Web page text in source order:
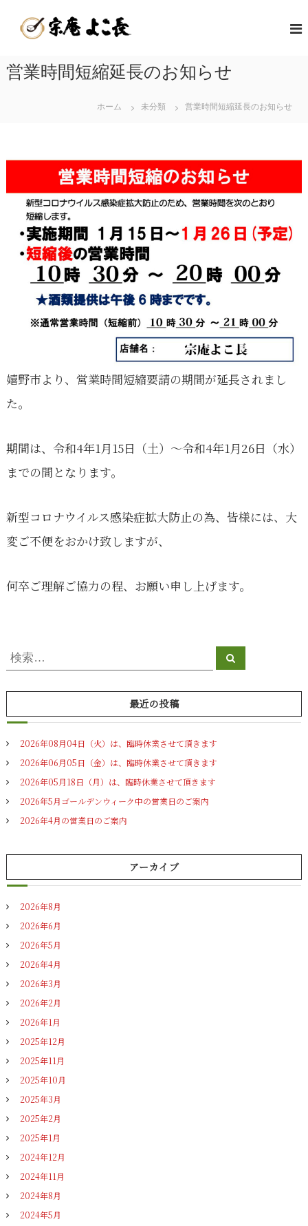
ツ
泉
ど
祥
の
店
宗
よ
長
嬉
温
物
の
美
し
泉
湯
営業時間短縮延長のお知らせ
ホーム 未分類 営業時間短縮延長のお知らせ
嬉野市より、営業時間短縮要請の期間が延長されまし
た。
期間は、令和4年1月15日（土）〜令和4年1月26日（水）
までの間となります。
新型コロナウイルス感染症拡大防止の為、皆様には、大
変ご不便をおかけ致しますが、
何卒ご理解ご協力の程、お願い申し上げます。
検
索
対
:
検
索
最近の投稿
2026年08月04日（火）は、臨時休業させて頂きます
2026年06月05日（金）は、臨時休業させて頂きます
2026年05月18日（月）は、臨時休業させて頂きます
2026年5月ゴールデンウィーク中の営業日のご案内
2026年4月の営業日のご案内
アーカイブ
2026年8月
2026年6月
2026年5月
2026年4月
2026年3月
2026年2月
2026年1月
2025年12月
2025年11月
2025年10月
2025年3月
2025年2月
2025年1月
2024年12月
2024年11月
2024年8月
2024年5月